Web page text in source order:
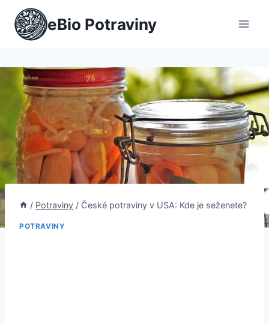
Přeskočit
obsah
eBio Potraviny
/ Potraviny / České potraviny v USA: Kde je seženete?
POTRAVINY